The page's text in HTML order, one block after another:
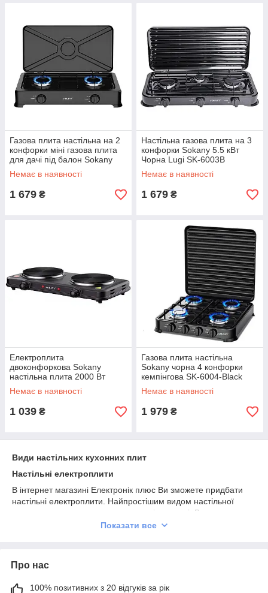
Газова плита настільна на 2
конфорки міні газова плита
для дачі під балон Sokany
SK-07004
Немає в наявності
1 679 ₴
Настільна газова плита на 3
конфорки Sokany 5.5 кВт
Чорна Lugi SK-6003B
Немає в наявності
1 679 ₴
Електроплита
двоконфоркова Sokany
настільна плита 2000 Вт
електрична плитка
портативна для дому дачі
Немає в наявності
1 039 ₴
Газова плита настільна
Sokany чорна 4 конфорки
кемпінгова SK-6004-Black
Немає в наявності
1 979 ₴
Види настільних кухонних плит
Настільні електроплити
В інтернет магазині Електронік плюс Ви зможете придбати
настільні електроплити. Найпростішим видом настільної
плити є електроплита, що працює від мережі. Вона дозволяє
готувати їжу на сковорідці або каструлі, а також її можна
Температуру можна регулювати. Хоча настільна плита
Показати все
Про нас
100% позитивних з 20 відгуків за рік